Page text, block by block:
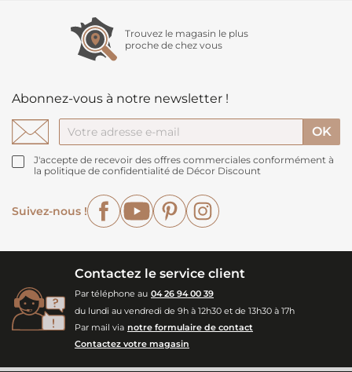
Trouvez le magasin le plus
proche de chez vous
Abonnez-vous à notre newsletter !
J'accepte de recevoir des offres commerciales conformément à
la politique de confidentialité de Décor Discount
Suivez-nous !
FacebookYouTubePinterest
Contactez le service client
Par téléphone au 04 26 94 00 39
du lundi au vendredi de 9h à 12h30 et de 13h30 à 17h
Par mail via notre formulaire de contact
Contactez votre magasin